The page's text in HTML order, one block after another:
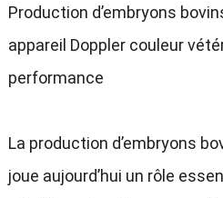
Production d’embryons
appareil Doppler couleur
performance
La production d’embryons
joue aujourd’hui un rôle